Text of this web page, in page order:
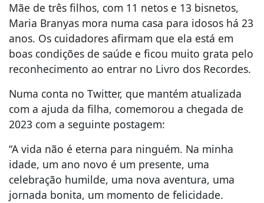
Mãe de três filhos, com 11 netos e 13 bisnetos,
Maria Branyas mora numa casa para idosos há 23
anos. Os cuidadores afirmam que ela está em
boas condições de saúde e ficou muito grata pelo
reconhecimento ao entrar no Livro dos Recordes.
Numa conta no Twitter, que mantém atualizada
com a ajuda da filha, comemorou a chegada de
2023 com a seguinte postagem:
“A vida não é eterna para ninguém. Na minha
idade, um ano novo é um presente, uma
celebração humilde, uma nova aventura, uma
jornada bonita, um momento de felicidade.